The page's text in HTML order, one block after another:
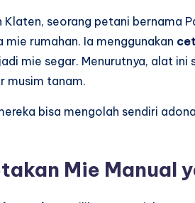
Klaten, seorang petani bernama
rumahan. Ia menggunakan
mie segar. Menurutnya, alat
musim tanam.
bisa mengolah sendiri
Mie Manual